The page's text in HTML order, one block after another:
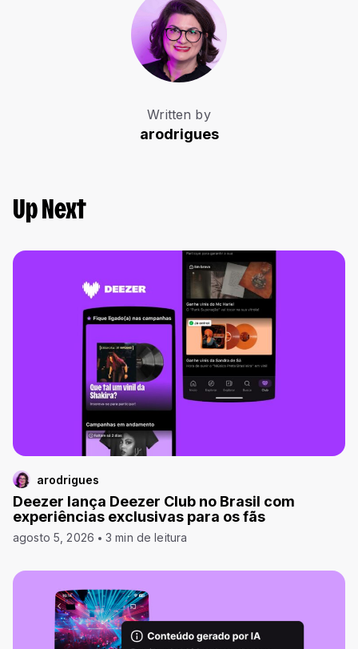
Written by
arodrigues
Up Next
arodrigues
Deezer lança Deezer Club no Brasil com
experiências exclusivas para os fãs
agosto 5, 2026 3 min de leitura